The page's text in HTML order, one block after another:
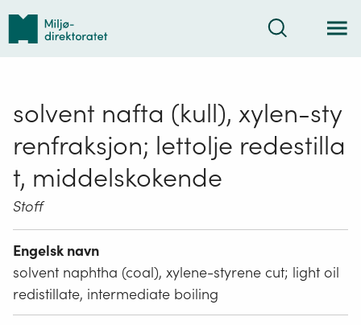
Tilbake
forsiden
Søk
solvent nafta (kull), xylen-sty
renfraksjon; lettolje redestilla
t, middelskokende
Stoff
Engelsk navn
solvent naphtha (coal), xylene-styrene cut; light oil
redistillate, intermediate boiling